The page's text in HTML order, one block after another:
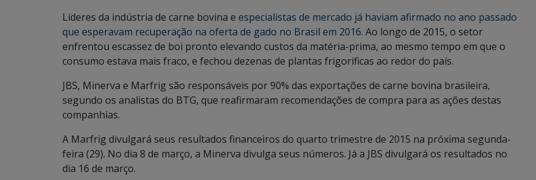
Líderes da indústria de carne bovina e especialistas de mercado já haviam afirmado no ano passado
que esperavam recuperação na oferta de gado no Brasil em 2016. Ao longo de 2015, o setor
enfrentou escassez de boi pronto elevando custos da matéria-prima, ao mesmo tempo em que o
consumo estava mais fraco, e fechou dezenas de plantas frigoríficas ao redor do país.
JBS, Minerva e Marfrig são responsáveis por 90% das exportações de carne bovina brasileira,
segundo os analistas do BTG, que reafirmaram recomendações de compra para as ações destas
companhias.
A Marfrig divulgará seus resultados financeiros do quarto trimestre de 2015 na próxima segunda-
feira (29). No dia 8 de março, a Minerva divulga seus números. Já a JBS divulgará os resultados no
dia 16 de março.